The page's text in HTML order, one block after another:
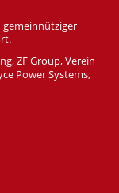
gemeinnütziger
ZF Group, Verein
Power Systems,